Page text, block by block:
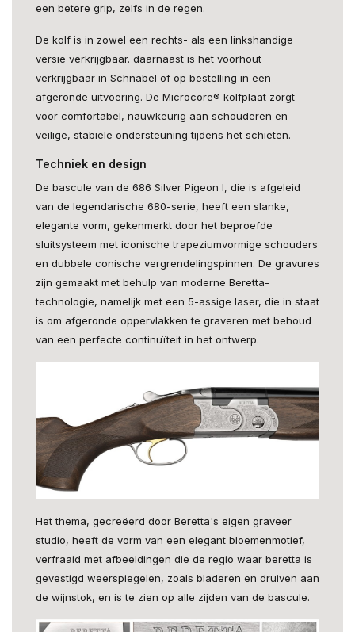
een betere grip, zelfs in de regen.
De kolf is in zowel een rechts- als een linkshandige
versie verkrijgbaar. daarnaast is het voorhout
verkrijgbaar in Schnabel of op bestelling in een
afgeronde uitvoering. De Microcore® kolfplaat zorgt
voor comfortabel, nauwkeurig aan schouderen en
veilige, stabiele ondersteuning tijdens het schieten.
Techniek en design
De bascule van de 686 Silver Pigeon I, die is afgeleid
van de legendarische 680-serie, heeft een slanke,
elegante vorm, gekenmerkt door het beproefde
sluitsysteem met iconische trapeziumvormige schouders
en dubbele conische vergrendelingspinnen. De gravures
zijn gemaakt met behulp van moderne Beretta-
technologie, namelijk met een 5-assige laser, die in staat
is om afgeronde oppervlakken te graveren met behoud
van een perfecte continuïteit in het ontwerp.
Het thema, gecreëerd door Beretta's eigen graveer
studio, heeft de vorm van een elegant bloemenmotief,
verfraaid met afbeeldingen die de regio waar beretta is
gevestigd weerspiegelen, zoals bladeren en druiven aan
de wijnstok, en is te zien op alle zijden van de bascule.